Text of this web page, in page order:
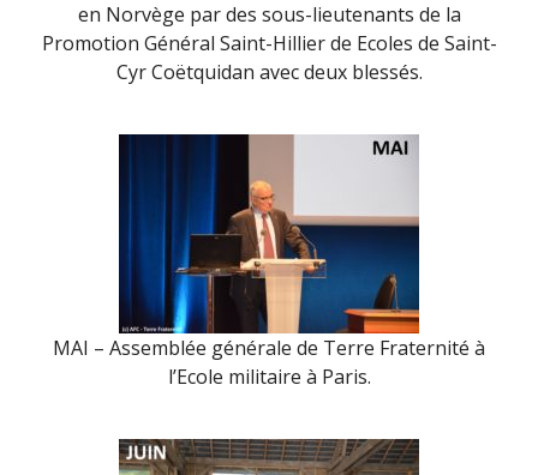
en Norvège par des sous-lieutenants de la
Promotion Général Saint-Hillier de Ecoles de Saint-
Cyr Coëtquidan avec deux blessés.
MAI – Assemblée générale de Terre Fraternité à
l’Ecole militaire à Paris.